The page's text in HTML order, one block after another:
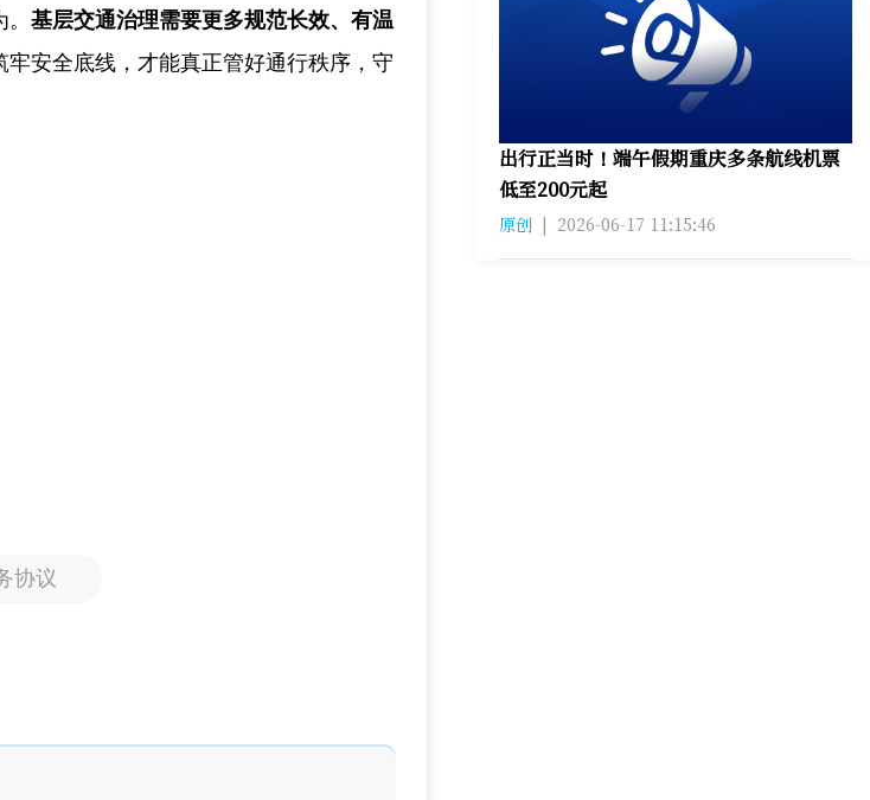
基层交通治理需要更多规范长效、有温
牢安全底线，才能真正管好通行秩序，守
协议
出行正当时！端午假期重庆多条航线机票
低至200元起
原创 | 2026-06-17 11:15:46